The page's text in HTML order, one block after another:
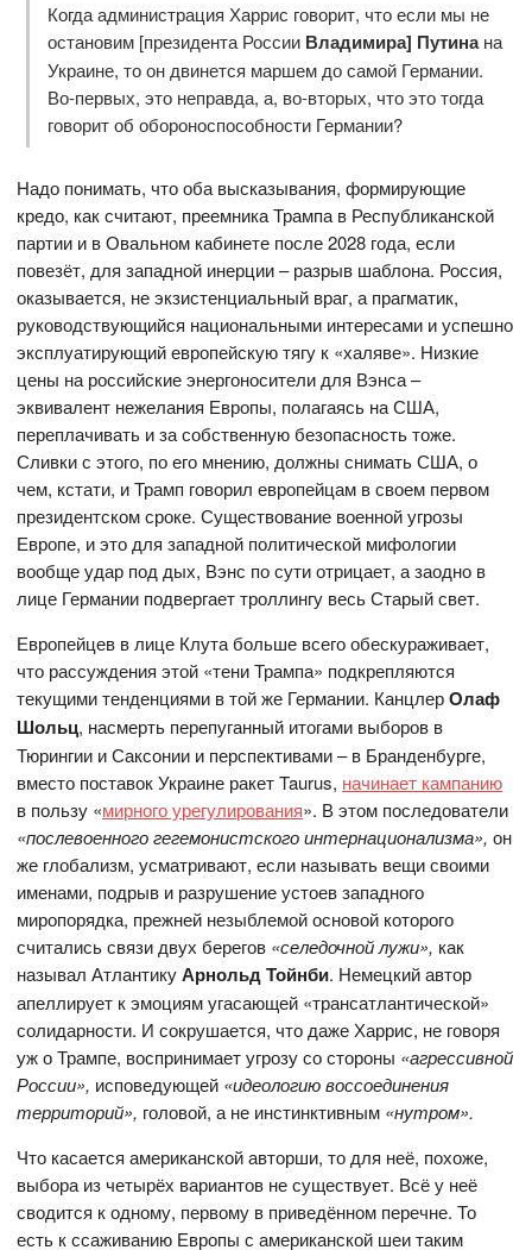
Когда администрация Харрис говорит, что если мы не
остановим [президента России Владимира] Путинана
Украине, то он двинется маршем до самой Германии.
Во-первых, это неправда, а, во-вторых, что это тогда
говорит об обороноспособности Германии?
Надо понимать, что оба высказывания, формирующие
кредо, как считают, преемника Трампа в Республиканской
партии и в Овальном кабинете после 2028 года, если
повезёт, для западной инерции – разрыв шаблона. Россия,
оказывается, не экзистенциальный враг, а прагматик,
руководствующийся национальными интересами и успешно
эксплуатирующий европейскую тягу к «халяве». Низкие
цены на российские энергоносители для Вэнса –
эквивалент нежелания Европы, полагаясь на США,
переплачивать и за собственную безопасность тоже.
Сливки с этого, по его мнению, должны снимать США, о
чем, кстати, и Трамп говорил европейцам в своем первом
президентском сроке. Существование военной угрозы
Европе, и это для западной политической мифологии
вообще удар под дых, Вэнс по сути отрицает, а заодно в
лице Германии подвергает троллингу весь Старый свет.
Европейцев в лице Клута больше всего обескураживает,
что рассуждения этой «тени Трампа» подкрепляются
текущими тенденциями в той же Германии. КанцлерОлаф
Шольц, насмерть перепуганный итогами выборов в
Тюрингии и Саксонии и перспективами – в Бранденбурге,
вместо поставок Украине ракет Taurus, начинает кампанию
в пользу «мирного урегулирования». В этом последователи
«послевоенного гегемонистского интернационализма», он
же глобализм, усматривают, если называть вещи своими
именами, подрыв и разрушение устоев западного
миропорядка, прежней незыблемой основой которого
считались связи двух берегов «селедочной лужи», как
называл АтлантикуАрнольд Тойнби. Немецкий автор
апеллирует к эмоциям угасающей «трансатлантической»
солидарности. И сокрушается, что даже Харрис, не говоря
уж о Трампе, воспринимает угрозу со стороны «агрессивной
России», исповедующей «идеологию воссоединения
территорий», головой, а не инстинктивным «нутром».
Что касается американской авторши, то для неё, похоже,
выбора из четырёх вариантов не существует. Всё у неё
сводится к одному, первому в приведённом перечне. То
есть к ссаживанию Европы с американской шеи таким